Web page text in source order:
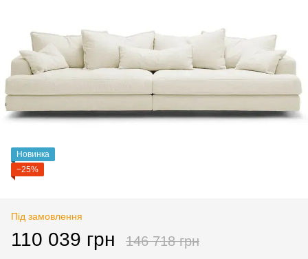
Новинка
−25%
Під замовлення
110 039 грн 146 718 грн